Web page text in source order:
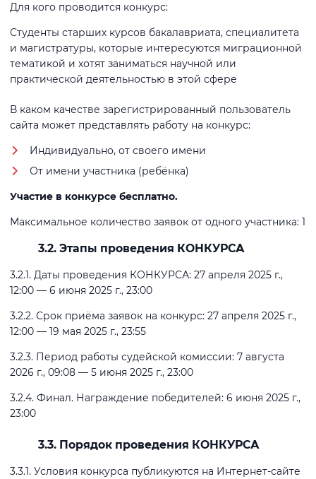
Для кого проводится конкурс:
Студенты старших курсов бакалавриата, специалитета
и магистратуры, которые интересуются миграционной
тематикой и хотят заниматься научной или
практической деятельностью в этой сфере
В каком качестве зарегистрированный пользователь
сайта может представлять работу на конкурс:
Индивидуально, от своего имени
От имени участника (ребёнка)
Участие в конкурсе бесплатно.
Максимальное количество заявок от одного участника: 1
3.2. Этапы проведения КОНКУРСА
3.2.1. Даты проведения КОНКУРСА: 27 апреля 2025 г.,
12:00 — 6 июня 2025 г., 23:00
3.2.2. Срок приёма заявок на конкурс: 27 апреля 2025 г.,
12:00 — 19 мая 2025 г., 23:55
3.2.3. Период работы судейской комиссии: 7 августа
2026 г., 09:08 — 5 июня 2025 г., 23:00
3.2.4. Финал. Награждение победителей: 6 июня 2025 г.,
23:00
3.3. Порядок проведения КОНКУРСА
3.3.1. Условия конкурса публикуются на Интернет-сайте